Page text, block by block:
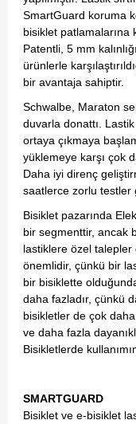
SmartGuard koruma
bisiklet patlamalarına
Patentli, 5 mm
ürünlerle
bir avantaja sahiptir.
Schwalbe, Maraton
duvarla donattı.
ortaya çıkmaya
yüklemeye karşı çok
Daha iyi direnç
saatlerce zorlu testler
Bisiklet pazarında
bir segmenttir, ancak
lastiklere özel talepler
önemlidir, çünkü bir
bir bisiklette
daha fazladır, çünkü
bisikletler de çok
ve daha fazla
Bisikletlerde
SMARTGUARD
Bisiklet ve e-bisiklet